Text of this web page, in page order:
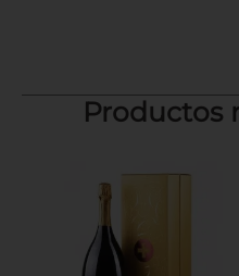
Productos